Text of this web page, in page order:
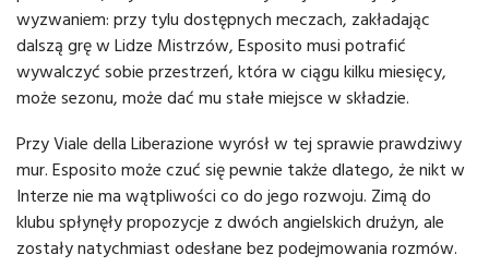
wyzwaniem: przy tylu dostępnych meczach, zakładając
dalszą grę w Lidze Mistrzów, Esposito musi potrafić
wywalczyć sobie przestrzeń, która w ciągu kilku miesięcy,
może sezonu, może dać mu stałe miejsce w składzie.
Przy Viale della Liberazione wyrósł w tej sprawie prawdziwy
mur. Esposito może czuć się pewnie także dlatego, że nikt w
Interze nie ma wątpliwości co do jego rozwoju. Zimą do
klubu spłynęły propozycje z dwóch angielskich drużyn, ale
zostały natychmiast odesłane bez podejmowania rozmów.